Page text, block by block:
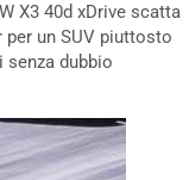
X3 40d xDrive scatta
per un SUV piuttosto
senza dubbio